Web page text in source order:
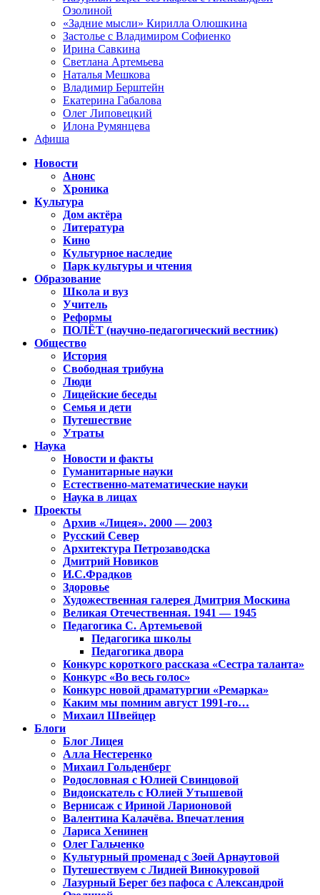
Озолиной
«Задние мысли» Кирилла Олюшкина
Застолье с Владимиром Софиенко
Ирина Савкина
Светлана Артемьева
Наталья Мешкова
Владимир Берштейн
Екатерина Габалова
Олег Липовецкий
Илона Румянцева
Афиша
Новости
Анонс
Хроника
Культура
Дом актёра
Литература
Кино
Культурное наследие
Парк культуры и чтения
Образование
Школа и вуз
Учитель
Реформы
ПОЛЁТ (научно-педагогический вестник)
Общество
История
Свободная трибуна
Люди
Лицейские беседы
Семья и дети
Путешествие
Утраты
Наука
Новости и факты
Гуманитарные науки
Естественно-математические науки
Наука в лицах
Проекты
Архив «Лицея». 2000 — 2003
Русский Север
Архитектура Петрозаводска
Дмитрий Новиков
И.С.Фрадков
Здоровье
Художественная галерея Дмитрия Москина
Великая Отечественная. 1941 — 1945
Педагогика С. Артемьевой
Педагогика школы
Педагогика двора
Конкурс короткого рассказа «Сестра таланта»
Конкурс «Во весь голос»
Конкурс новой драматургии «Ремарка»
Каким мы помним август 1991-го…
Михаил Швейцер
Блоги
Блог Лицея
Алла Нестеренко
Михаил Гольденберг
Родословная с Юлией Свинцовой
Видоискатель с Юлией Утышевой
Вернисаж с Ириной Ларионовой
Валентина Калачёва. Впечатления
Лариса Хенинен
Олег Гальченко
Культурный променад с Зоей Арнаутовой
Путешествуем с Лидией Винокуровой
Лазурный Берег без пафоса с Александрой